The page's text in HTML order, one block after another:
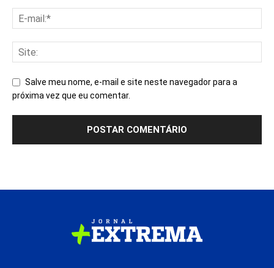
Salve meu nome, e-mail e site neste navegador para a
próxima vez que eu comentar.